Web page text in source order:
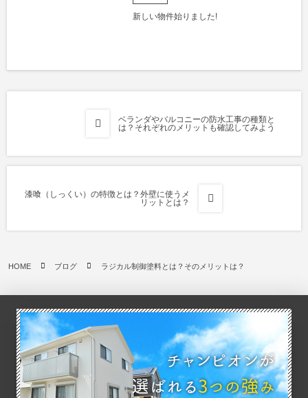
新しい物件始りました!
ベランダやバルコニーの防水工事の種類と
は？それぞれのメリットも確認してみよう
漆喰（しっくい）の特徴とは？外壁に使うメ
リットとは？
HOME ブログ ラジカル制御塗料とは？そのメリットは？